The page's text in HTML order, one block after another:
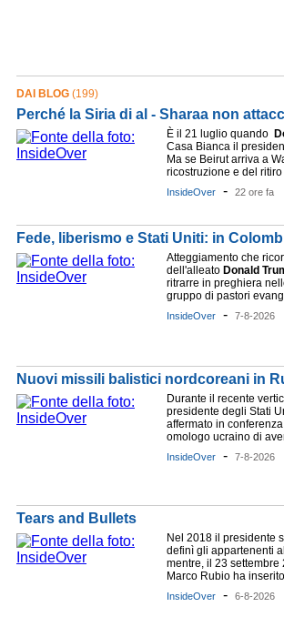
DAI BLOG (199)
Perché la Siria di al - Sharaa non
È il 21 luglio quando
Casa Bianca il
Ma se Beirut arriva a
ricostruzione e del
InsideOver - 22 ore fa
Fede, liberismo e Stati Uniti: in
Atteggiamento che
dell'alleato Donald
ritrarre in preghiera
gruppo di pastori
InsideOver - 7-8-2026
Nuovi missili balistici nordcoreani in
Durante il recente
presidente degli Stati
affermato in
omologo ucraino di
InsideOver - 7-8-2026
Tears and Bullets
Nel 2018 il presidente
definì gli appartenenti
mentre, il 23
Marco Rubio ha
InsideOver - 6-8-2026